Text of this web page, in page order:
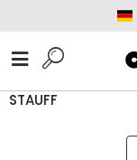
STAUFF